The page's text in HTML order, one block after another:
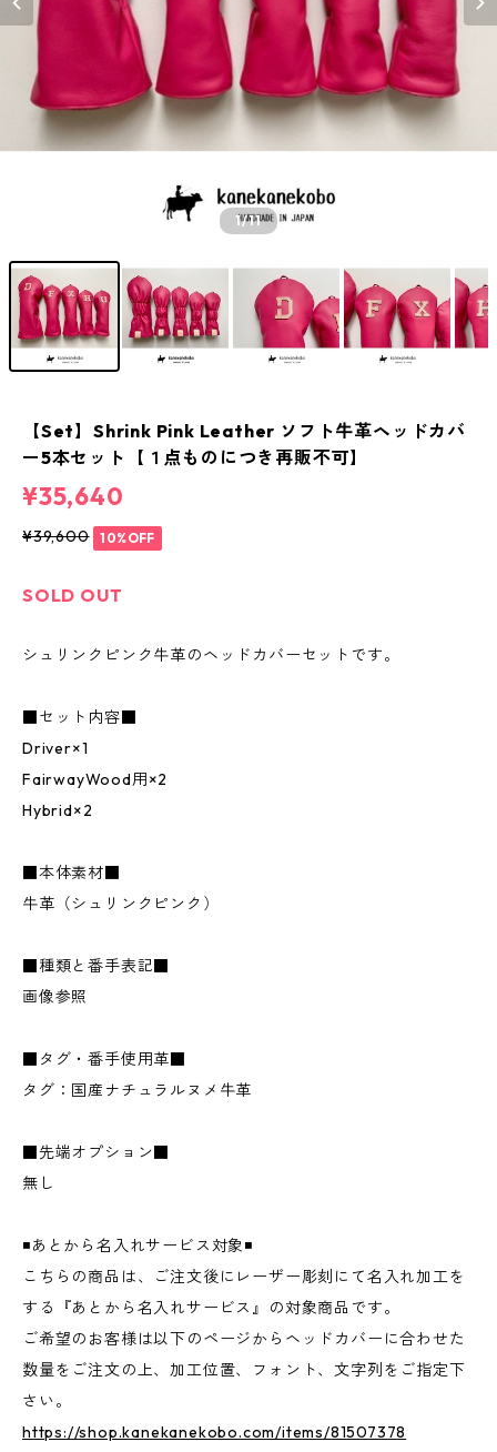
1/11
【Set】Shrink Pink Leather ソフト牛革ヘッドカバ
ー5本セット【１点ものにつき再販不可】
¥35,640
¥39,600 10%OFF
SOLD OUT
シュリンクピンク牛革のヘッドカバーセットです。
■セット内容■
Driver×1
FairwayWood用×2
Hybrid×2
■本体素材■
牛革（シュリンクピンク）
■種類と番手表記■
画像参照
■タグ・番手使用革■
タグ：国産ナチュラルヌメ牛革
■先端オプション■
無し
◾️あとから名入れサービス対象◾️
こちらの商品は、ご注文後にレーザー彫刻にて名入れ加工を
する『あとから名入れサービス』の対象商品です。
ご希望のお客様は以下のページからヘッドカバーに合わせた
数量をご注文の上、加工位置、フォント、文字列をご指定下
さい。
https://shop.kanekanekobo.com/items/81507378